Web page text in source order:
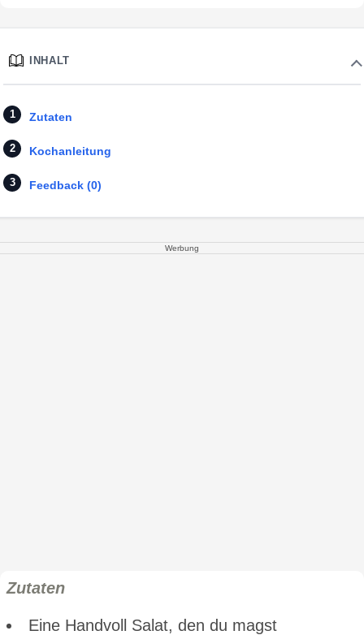
INHALT
Zutaten
Kochanleitung
Feedback (0)
Werbung
Zutaten
Eine Handvoll Salat, den du magst